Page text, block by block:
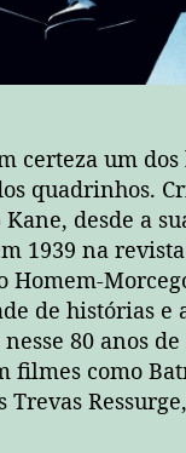
certeza um
quadrinhos.
desde a
1939 na
Homem-
de histórias e
80 anos de
filmes como
Trevas